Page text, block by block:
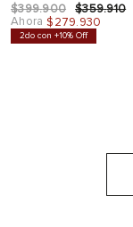
$399.900 $359.910
Ahora $279.930
2do con +10% Off